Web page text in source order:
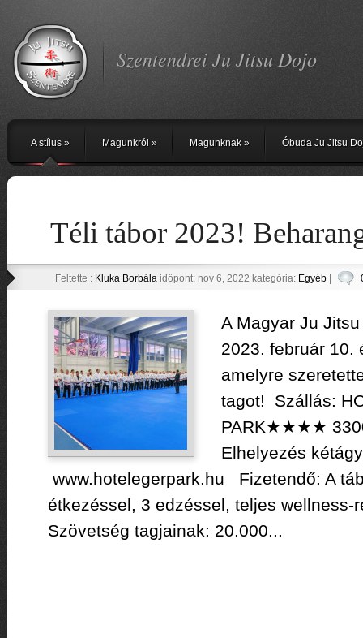
Szentendrei Ju Jitsu Dojo
A stílus» Magunkról » Magunknak» Óbuda Ju Jitsu
Téli tábor 2023!
Feltette : Kluka Borbálaidőpont: nov 6, 2022 kategória: Egyéb|
A Magyar Ju
2023. február 10.
amelyre
tagot! Szállás:
PARK★★★★
Elhelyezés
www.hotelegerpark.hu Fizetendő: A
étkezéssel, 3 edzéssel, teljes wellness-
Szövetség tagjainak: 20.000...